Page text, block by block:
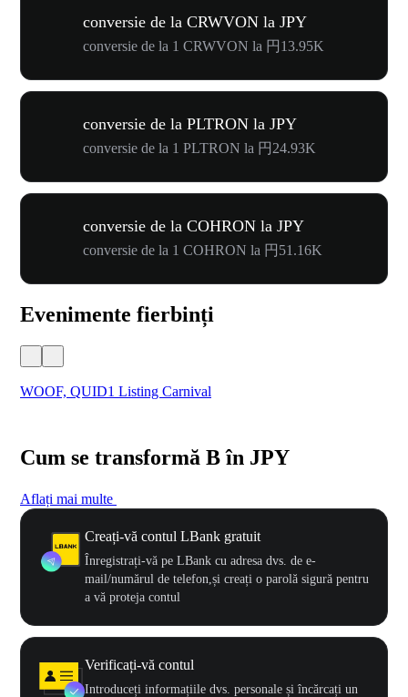
conversie de la CRWVON la JPY
conversie de la 1 CRWVON la 円13.95K
conversie de la PLTRON la JPY
conversie de la 1 PLTRON la 円24.93K
conversie de la COHRON la JPY
conversie de la 1 COHRON la 円51.16K
Evenimente fierbinți
WOOF, QUID1 Listing Carnival
Cum se transformă B în JPY
Aflați mai multe
Creați-vă contul LBank gratuit
Înregistrați-vă pe LBank cu adresa dvs. de e-
mail/numărul de telefon,și creați o parolă sigură pentru
a vă proteja contul
Verificați-vă contul
Introduceți informațiile dvs. personale și încărcați un